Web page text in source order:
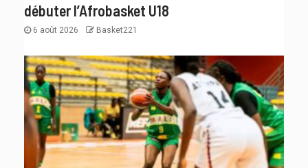
débuter l’Afrobasket U18
6 août 2026 Basket221